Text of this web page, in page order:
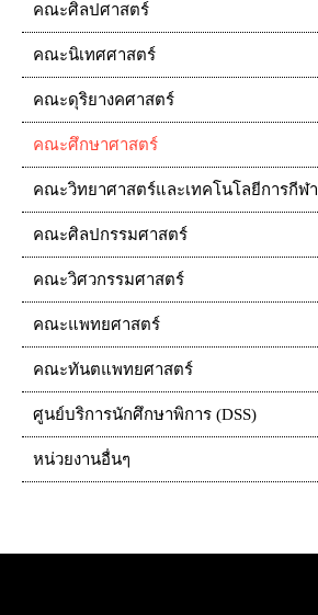
คณะศิลปศาสตร์
คณะนิเทศศาสตร์
คณะดุริยางคศาสตร์
คณะศึกษาศาสตร์
คณะวิทยาศาสตร์และเทคโนโลยีการกีฬา
คณะศิลปกรรมศาสตร์
คณะวิศวกรรมศาสตร์
คณะแพทยศาสตร์
คณะทันตแพทยศาสตร์
ศูนย์บริการนักศึกษาพิการ (DSS)
หน่วยงานอื่นๆ